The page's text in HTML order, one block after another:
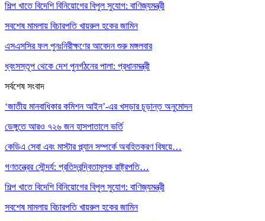
শিল্প খাতে বিদেশি বিনিয়োগের বিপুল সুযোগ: বাণিজ্যমন্ত্রী
সবশেষ মামলায় বিচারপতি খায়রুল হকের জামিন
এসএসসির ফল পুনঃনিরীক্ষণের আবেদন শুরু মঙ্গলবার
ধ্বংসস্তূপ থেকে দেশ পুনর্গঠনের পালা: প্রধানমন্ত্রী
সর্বশেষ সংবাদ
‘জাতীয় মানবাধিকার কমিশন আইন’-এর খসড়ার চূড়ান্ত অনুমোদন
ডেঙ্গুতে আরও ৭২৬ জন হাসপাতালে ভর্তি
কেডিএ সেবা এবং মাস্টার প্ল্যান সম্পর্কে অবহিতকরণ বিষয়ে…
গণতন্ত্রের সৌন্দর্য: প্রতিদ্বন্দ্বিতামূলক রাষ্ট্রপতি…
শিল্প খাতে বিদেশি বিনিয়োগের বিপুল সুযোগ: বাণিজ্যমন্ত্রী
সবশেষ মামলায় বিচারপতি খায়রুল হকের জামিন